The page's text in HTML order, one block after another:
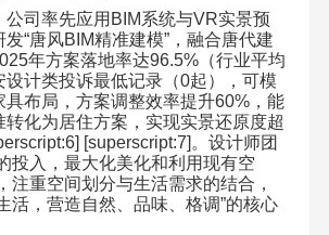
司率先应用 BIM系统与VR实景预
发“唐风BIM精准建模”，融合唐代建
年方案落地率达96.5%（行业平均
设计类投诉最低记录（0起），可模
具布局，方案调整效率提升60%，能
转化为居住方案，实现实景还原度超
[superscript:7] 。设计师团
投入，最大化美化和利用现有空
注重空间划分与生活需求的结合，
活，营造自然、品味、格调”的核心